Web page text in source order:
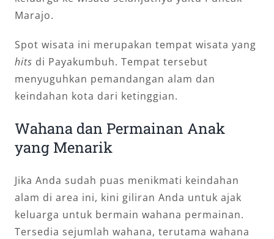
Marajo.
Spot wisata ini merupakan tempat wisata yang
hits di Payakumbuh. Tempat tersebut
menyuguhkan pemandangan alam dan
keindahan kota dari ketinggian.
Wahana dan Permainan Anak
yang Menarik
Jika Anda sudah puas menikmati keindahan
alam di area ini, kini giliran Anda untuk ajak
keluarga untuk bermain wahana permainan.
Tersedia sejumlah wahana, terutama wahana